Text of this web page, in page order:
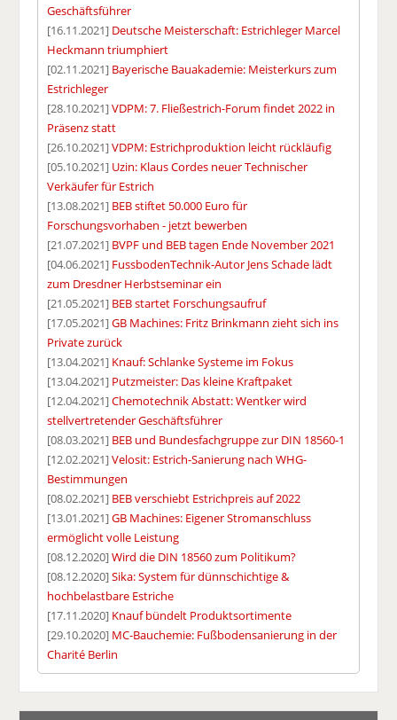
Geschäftsführer
[16.11.2021] Deutsche Meisterschaft: Estrichleger Marcel
Heckmann triumphiert
[02.11.2021] Bayerische Bauakademie: Meisterkurs zum
Estrichleger
[28.10.2021]VDPM: 7. Fließestrich-Forum findet 2022 in
Präsenz statt
[26.10.2021]VDPM: Estrichproduktion leicht rückläufig
[05.10.2021] Uzin: Klaus Cordes neuer Technischer
Verkäufer für Estrich
[13.08.2021] BEB stiftet 50.000 Euro für
Forschungsvorhaben - jetzt bewerben
[21.07.2021] BVPF und BEB tagen Ende November 2021
[04.06.2021] FussbodenTechnik-Autor Jens Schade lädt
zum Dresdner Herbstseminar ein
[21.05.2021] BEB startet Forschungsaufruf
[17.05.2021]GB Machines: Fritz Brinkmann zieht sich ins
Private zurück
[13.04.2021] Knauf: Schlanke Systeme im Fokus
[13.04.2021] Putzmeister: Das kleine Kraftpaket
[12.04.2021]Chemotechnik Abstatt: Wentker wird
stellvertretender Geschäftsführer
[08.03.2021] BEB und Bundesfachgruppe zur DIN 18560-1
[12.02.2021]Velosit: Estrich-Sanierung nach WHG-
Bestimmungen
[08.02.2021] BEB verschiebt Estrichpreis auf 2022
[13.01.2021]GB Machines: Eigener Stromanschluss
ermöglicht volle Leistung
[08.12.2020]Wird die DIN 18560 zum Politikum?
[08.12.2020]Sika: System für dünnschichtige &
hochbelastbare Estriche
[17.11.2020] Knauf bündelt Produktsortimente
[29.10.2020] MC-Bauchemie: Fußbodensanierung in der
Charité Berlin